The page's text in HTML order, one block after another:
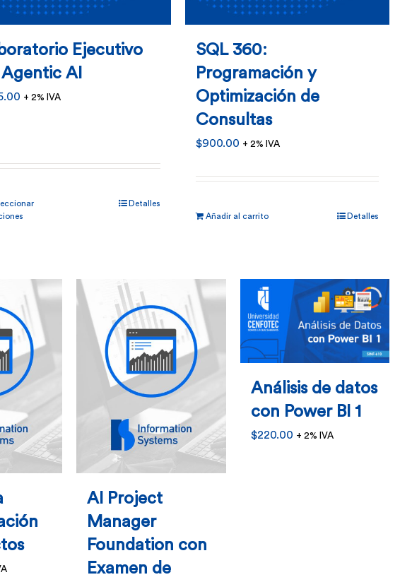
Ejecutivo
AI
+ 2% IVA
variantes.
Las
opciones
pueden
producto
Detalles
SQL 360:
Programación y
Optimización de
Consultas
$900.00 + 2% IVA
Añadir al carrito Detalles
AI Project
Manager
Foundation con
Examen de
Análisis de datos
con Power BI 1
$220.00 + 2% IVA